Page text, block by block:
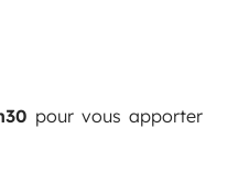
pour vous apporter